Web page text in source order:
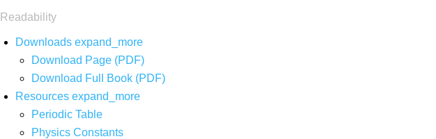
Readability
Downloads expand_more
Download Page (PDF)
Download Full Book (PDF)
Resources expand_more
Periodic Table
Physics Constants